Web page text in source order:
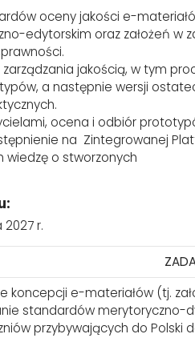
oceny jakości e-
edytorskim oraz założeń w
jakością, w tym
a następnie wersji
ocena i odbiór
na Zintegrowanej
wiedzę o stworzonych
r.
koncepcji e-materiałów (tj.
standardów merytoryczno-
przybywających do Polski